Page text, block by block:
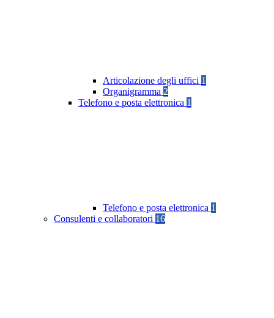
Articolazione degli uffici 1
Organigramma 2
Telefono e posta elettronica 1
Telefono e posta elettronica 1
Consulenti e collaboratori 16